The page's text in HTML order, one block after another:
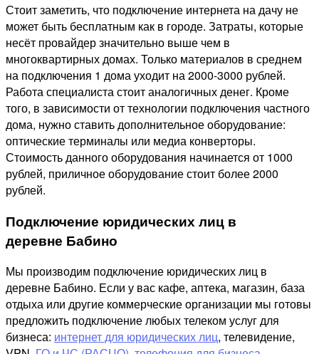
Стоит заметить, что подключение интернета на дачу не
может быть бесплатным как в городе. Затраты, которые
несёт провайдер значительно выше чем в
многоквартирных домах. Только материалов в среднем
на подключения 1 дома уходит на 2000-3000 рублей.
Работа специалиста стоит аналогичных денег. Кроме
того, в зависимости от технологии подключения частного
дома, нужно ставить дополнительное оборудование:
оптические терминалы или медиа конверторы.
Стоимость данного оборудования начинается от 1000
рублей, приличное оборудование стоит более 2000
рублей.
Подключение юридических лиц в
деревне Бабино
Мы производим подключение юридических лиц в
деревне Бабино. Если у вас кафе, аптека, магазин, база
отдыха или другие коммерческие организации мы готовы
предложить подключение любых телеком услуг для
бизнеса: интернет для юридических лиц, телевидение,